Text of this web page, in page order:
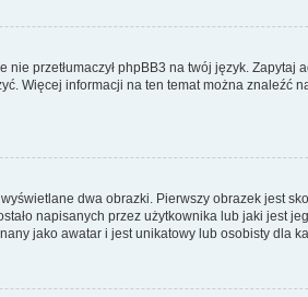
przetłumaczył phpBB3 na twój język.
Więcej informacji na ten temat można znaleźć
dwa obrazki. Pierwszy obrazek jest
napisanych przez użytkownika lub jaki jest
jako awatar i jest unikatowy lub osobisty dla